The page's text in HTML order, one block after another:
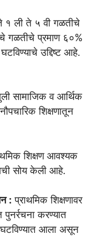
१ ली ते ५ वी गळतीचे
गळतीचे प्रमाण ६०%
उद्दिष्ट आहे.
सामाजिक व आर्थिक
शिक्षणातून
शिक्षण आवश्यक
सोय केली आहे.
: प्राथमिक शिक्षणावर
करण्यात
आला असून